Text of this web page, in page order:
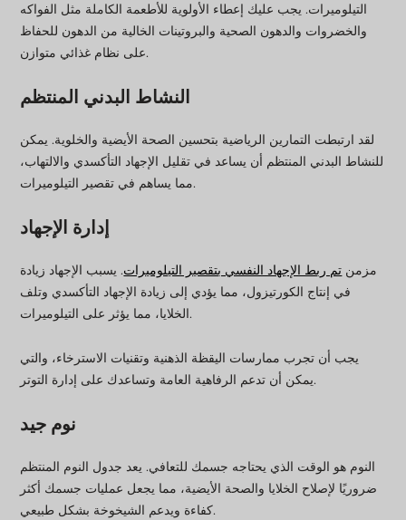
التيلوميرات. يجب عليك إعطاء الأولوية للأطعمة الكاملة مثل الفواكه
والخضروات والدهون الصحية والبروتينات الخالية من الدهون للحفاظ
على نظام غذائي متوازن.
النشاط البدني المنتظم
لقد ارتبطت التمارين الرياضية بتحسين الصحة الأيضية والخلوية. يمكن
للنشاط البدني المنتظم أن يساعد في تقليل الإجهاد التأكسدي والالتهاب،
مما يساهم في تقصير التيلوميرات.
إدارة الإجهاد
مزمن تم ربط الإجهاد النفسي بتقصير التيلوميرات. يسبب الإجهاد زيادة
في إنتاج الكورتيزول، مما يؤدي إلى زيادة الإجهاد التأكسدي وتلف
الخلايا، مما يؤثر على التيلوميرات.
يجب أن تجرب ممارسات اليقظة الذهنية وتقنيات الاسترخاء، والتي
يمكن أن تدعم الرفاهية العامة وتساعدك على إدارة التوتر.
نوم جيد
النوم هو الوقت الذي يحتاجه جسمك للتعافي. يعد جدول النوم المنتظم
ضروريًا لإصلاح الخلايا والصحة الأيضية، مما يجعل عمليات جسمك أكثر
كفاءة ويدعم الشيخوخة بشكل طبيعي.